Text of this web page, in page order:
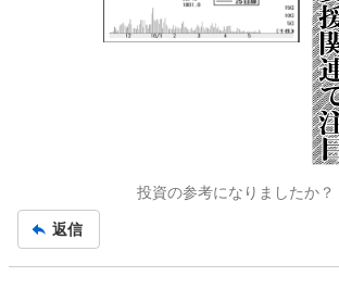
投資の参考になりましたか？
返信